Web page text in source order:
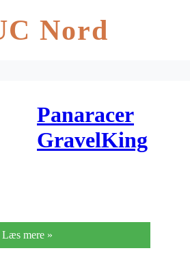
Nord
Panaracer
GravelKing
700 x 33 –
Brun
Læs mere »